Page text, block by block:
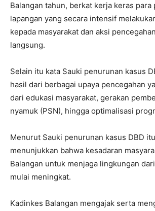
Balangan tahun, berkat kerja keras para
lapangan yang secara intensif
kepada masyarakat dan aksi
langsung.
Selain itu kata Sauki penurunan kasus
hasil dari berbagai upaya pencegahan
dari edukasi masyarakat, gerakan
nyamuk (PSN), hingga optimalisasi
Menurut Sauki penurunan kasus DBD
menunjukkan bahwa kesadaran
Balangan untuk menjaga lingkungan
mulai meningkat.
Kadinkes Balangan mengajak serta